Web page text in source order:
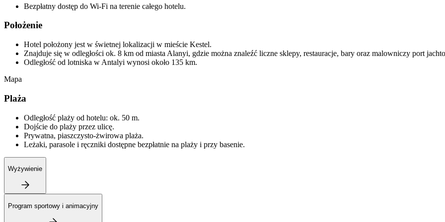
Bezpłatny dostęp do Wi-Fi na terenie całego hotelu.
Położenie
Hotel położony jest w świetnej lokalizacji w mieście Kestel.
Znajduje się w odległości ok. 8 km od miasta Alanyi, gdzie można znaleźć liczne sklepy, restauracje, bary oraz malowniczy port
Odległość od lotniska w Antalyi wynosi około 135 km.
Mapa
Plaża
Odległość plaży od hotelu: ok. 50 m.
Dojście do plaży przez ulicę.
Prywatna, piaszczysto-żwirowa plaża.
Leżaki, parasole i ręczniki dostępne bezpłatnie na plaży i przy basenie.
Wyżywienie
Program sportowy i animacyjny